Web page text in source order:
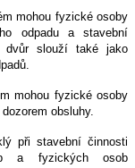
mohou fyzické osoby
odpadu a stavební
dvůr slouží také jako
mohou fyzické osoby
obsluhy.
při stavební činnosti
a fyzických osob